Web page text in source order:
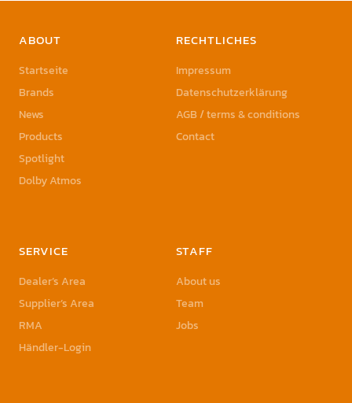
ABOUT
Startseite
Brands
News
Products
Spotlight
Dolby Atmos
RECHTLICHES
Impressum
Datenschutzerklärung
AGB / terms & conditions
Contact
SERVICE
Dealer’s Area
Supplier’s Area
RMA
Händler-Login
STAFF
About us
Team
Jobs